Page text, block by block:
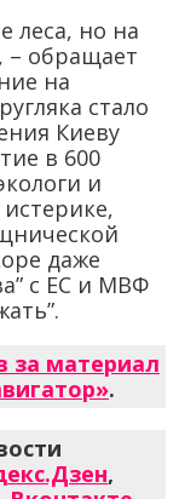
леса, но на
– обращает
на
стало
Киеву
в 600
и
даже
с ЕС и МВФ
за материал
.
,